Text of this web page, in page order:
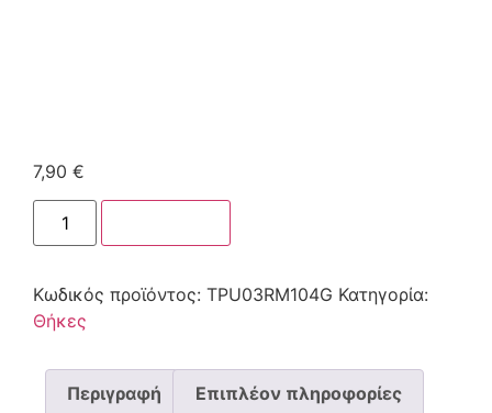
7,90 €
Κωδικός προϊόντος: TPU03RM104G Κατηγορία:
Θήκες
Περιγραφή Επιπλέον πληροφορίες